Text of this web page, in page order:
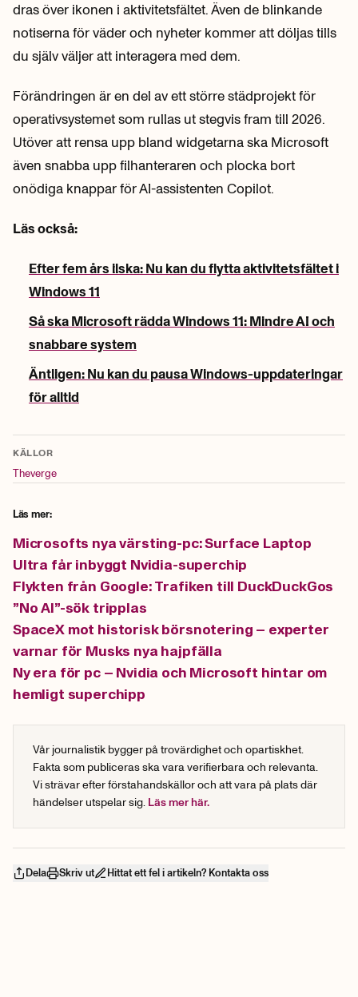
dras över ikonen i aktivitetsfältet. Även de blinkande
notiserna för väder och nyheter kommer att döljas tills
du själv väljer att interagera med dem.
Förändringen är en del av ett större städprojekt för
operativsystemet som rullas ut stegvis fram till 2026.
Utöver att rensa upp bland widgetarna ska Microsoft
även snabba upp filhanteraren och plocka bort
onödiga knappar för AI-assistenten Copilot.
Läs också:
Efter fem års ilska: Nu kan du flytta aktivitetsfältet i
Windows 11
Så ska Microsoft rädda Windows 11: Mindre AI och
snabbare system
Äntligen: Nu kan du pausa Windows-uppdateringar
för alltid
KÄLLOR
Theverge
Läs mer:
Microsofts nya värsting-pc: Surface Laptop
Ultra får inbyggt Nvidia-superchip
Flykten från Google: Trafiken till DuckDuckGos
”No AI”-sök tripplas
SpaceX mot historisk börsnotering – experter
varnar för Musks nya hajpfälla
Ny era för pc – Nvidia och Microsoft hintar om
hemligt superchipp
Vår journalistik bygger på trovärdighet och opartiskhet.
Fakta som publiceras ska vara verifierbara och relevanta.
Vi strävar efter förstahandskällor och att vara på plats där
händelser utspelar sig. Läs mer här.
Dela Skriv ut Hittat ett fel i artikeln? Kontakta oss